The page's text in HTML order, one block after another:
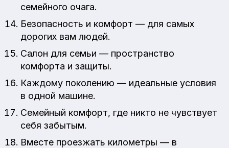
семейного очага.
Безопасность и комфорт — для самых
дорогих вам людей.
Салон для семьи — пространство
комфорта и защиты.
Каждому поколению — идеальные условия
в одной машине.
Семейный комфорт, где никто не чувствует
себя забытым.
Вместе проезжать километры — в